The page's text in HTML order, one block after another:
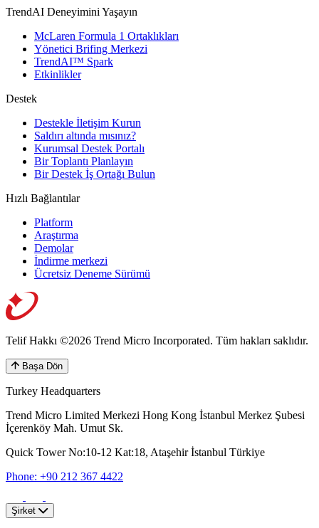
TrendAI Deneyimini Yaşayın
McLaren Formula 1 Ortaklıkları
Yönetici Brifing Merkezi
TrendAI™ Spark
Etkinlikler
Destek
Destekle İletişim Kurun
Saldırı altında mısınız?
Kurumsal Destek Portalı
Bir Toplantı Planlayın
Bir Destek İş Ortağı Bulun
Hızlı Bağlantılar
Platform
Araştırma
Demolar
İndirme merkezi
Ücretsiz Deneme Sürümü
Telif Hakkı ©2026 Trend Micro Incorporated. Tüm hakları saklıdır.
Başa Dön
Turkey Headquarters
Trend Micro Limited Merkezi Hong Kong İstanbul Merkez Şubesi
İçerenköy Mah. Umut Sk.
Quick Tower No:10-12 Kat:18, Ataşehir İstanbul Türkiye
Phone: +90 212 367 4422
Şirket